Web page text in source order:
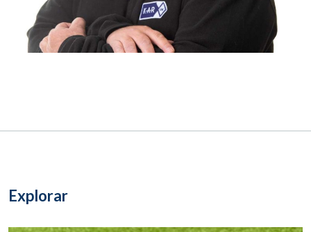
Explorar